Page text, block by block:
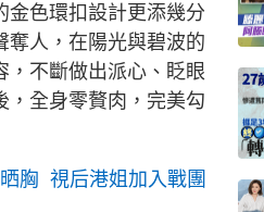
金色環扣設計更添幾分
奪人，在陽光與碧波的
，不斷做出派心、眨眼
，全身零贅肉，完美勾
胸 視后港姐加入戰團